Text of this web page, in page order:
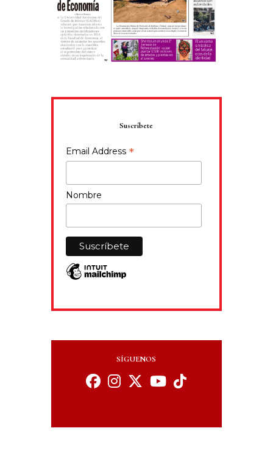
Suscríbete
Email Address *
Nombre
SÍGUENOS